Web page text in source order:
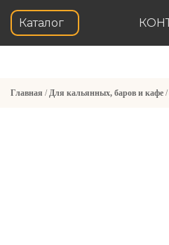
Каталог
Главная /Для кальянных, баров и кафе /